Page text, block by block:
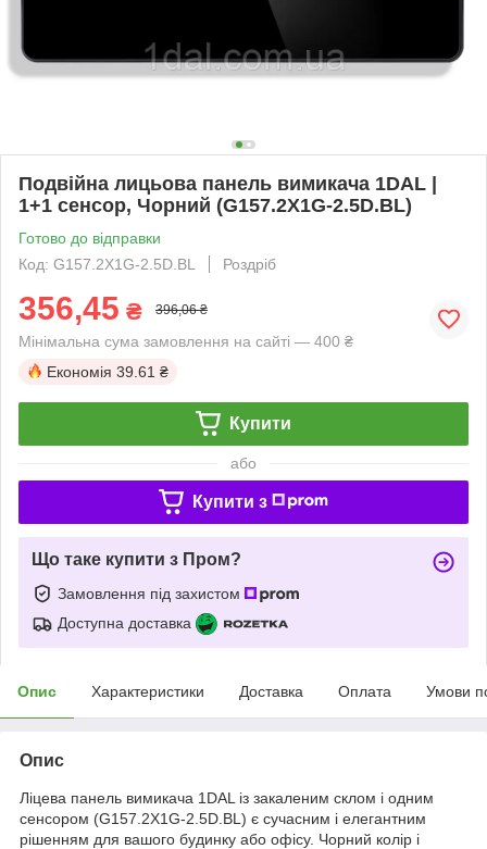
Подвійна лицьова панель вимикача 1DAL |
1+1 сенсор, Чорний (G157.2X1G-2.5D.BL)
Готово до відправки
Код: G157.2X1G-2.5D.BL
Роздріб
356,45 ₴ 396,06 ₴
Мінімальна сума замовлення на сайті — 400 ₴
Економія 39.61 ₴
Купити
або
Купити з
Що таке купити з Пром?
Замовлення під захистом
Доступна доставка
Опис Характеристики Доставка Оплата Умови
Опис
Ліцева панель вимикача 1DAL із закаленим склом і одним
сенсором (G157.2X1G-2.5D.BL) є сучасним і елегантним
рішенням для вашого будинку або офісу. Чорний колір і